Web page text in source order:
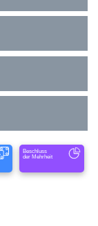
Beschluss
der Mehrheit